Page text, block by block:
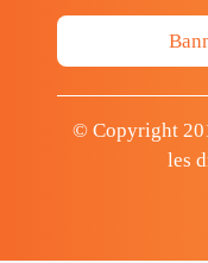
© Copyright
les